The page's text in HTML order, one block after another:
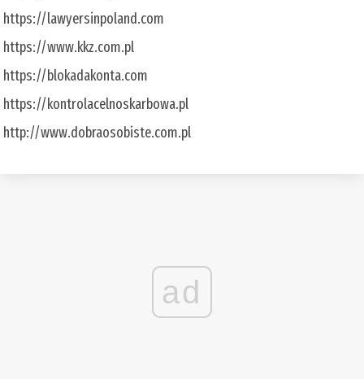
https://lawyersinpoland.com
https://www.kkz.com.pl
https://blokadakonta.com
https://kontrolacelnoskarbowa.pl
http://www.dobraosobiste.com.pl
ad